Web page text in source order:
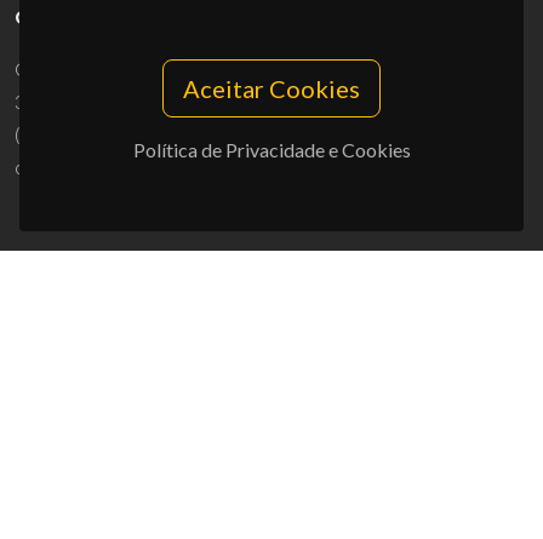
Aceitar Cookies
Política de Privacidade e Cookies
CONTACTOS
Campus Universitário de Santiago
3810-193 Aveiro - Portugal
(+351) 234 370 200
ciceco@ua.pt